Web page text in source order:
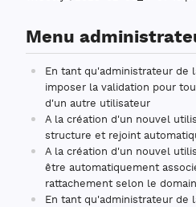
Menu
En tant qu'administrateur de
imposer la validation pour
d'un autre utilisateur
A la création d'un nouvel
structure et rejoint
A la création d'un nouvel
être automatiquement
rattachement selon le
En tant qu'administrateur de